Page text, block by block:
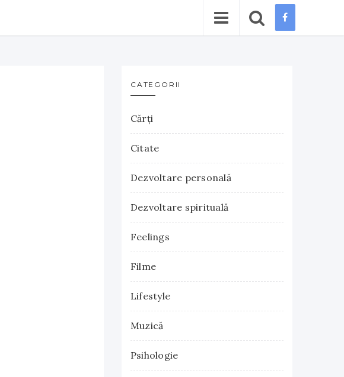
CATEGORII
Cărţi
Citate
Dezvoltare personală
Dezvoltare spirituală
Feelings
Filme
Lifestyle
Muzică
Psihologie